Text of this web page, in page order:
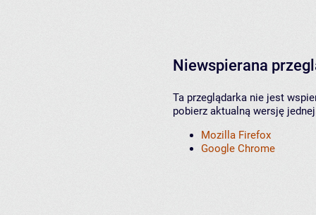
Niewspierana
Ta przeglądarka nie jest
pobierz aktualną wersję
Mozilla Firefox
Google Chrome